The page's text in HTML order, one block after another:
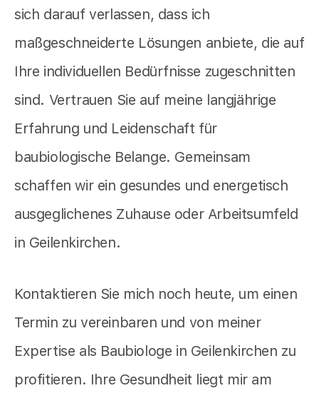
sich darauf verlassen, dass ich
maßgeschneiderte Lösungen anbiete, die auf
Ihre individuellen Bedürfnisse zugeschnitten
sind. Vertrauen Sie auf meine langjährige
Erfahrung und Leidenschaft für
baubiologische Belange. Gemeinsam
schaffen wir ein gesundes und energetisch
ausgeglichenes Zuhause oder Arbeitsumfeld
in Geilenkirchen.
Kontaktieren Sie mich noch heute, um einen
Termin zu vereinbaren und von meiner
Expertise als Baubiologe in Geilenkirchen zu
profitieren. Ihre Gesundheit liegt mir am